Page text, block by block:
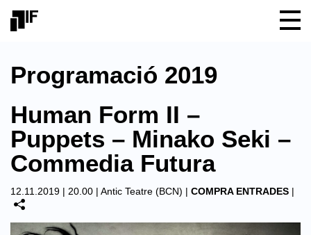
Programació 2019
Human Form II –
Puppets – Minako Seki –
Commedia Futura
12.11.2019 | 20.00 | Antic Teatre (BCN) | COMPRA ENTRADES |